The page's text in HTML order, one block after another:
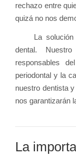
rechazo entre
quizá no nos
La solución al
dental.
responsables
periodontal y la
nuestro dentista
nos garantizarán
La